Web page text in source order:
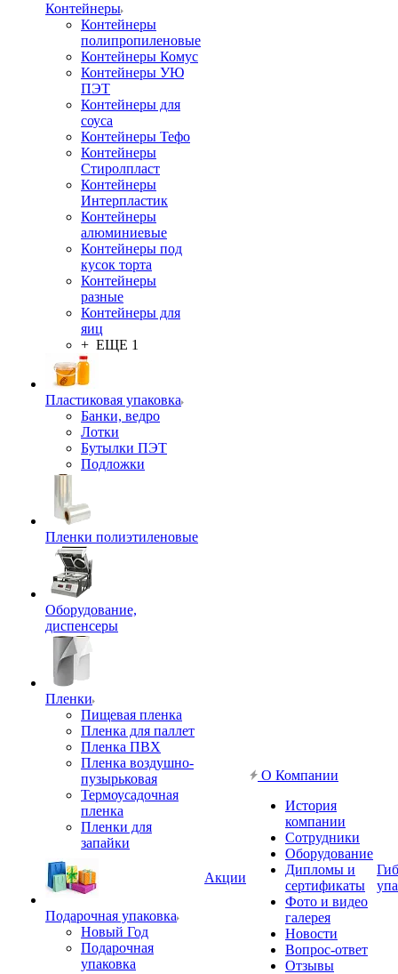
Контейнеры
Контейнеры
полипропиленовые
Контейнеры Комус
Контейнеры УЮ
ПЭТ
Контейнеры для
соуса
Контейнеры Тефо
Контейнеры
Стиролпласт
Контейнеры
Интерпластик
Контейнеры
алюминиевые
Контейнеры под
кусок торта
Контейнеры
разные
Контейнеры для
яиц
+ ЕЩЕ 1
Пластиковая упаковка
Банки, ведро
Лотки
Бутылки ПЭТ
Подложки
Пленки полиэтиленовые
Оборудование,
диспенсеры
Пленки
Пищевая пленка
Пленка для паллет
Пленка ПВХ
Пленка воздушно-
пузырьковая
Термоусадочная
пленка
Пленки для
запайки
Подарочная упаковка
Новый Год
Подарочная
упаковка
Акции
О Компании
История
компании
Сотрудники
Оборудование
Дипломы и
сертификаты
Фото и видео
галерея
Новости
Вопрос-ответ
Отзывы